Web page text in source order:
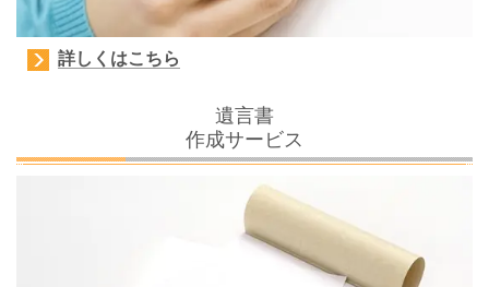
詳しくはこちら
遺言書
作成サービス